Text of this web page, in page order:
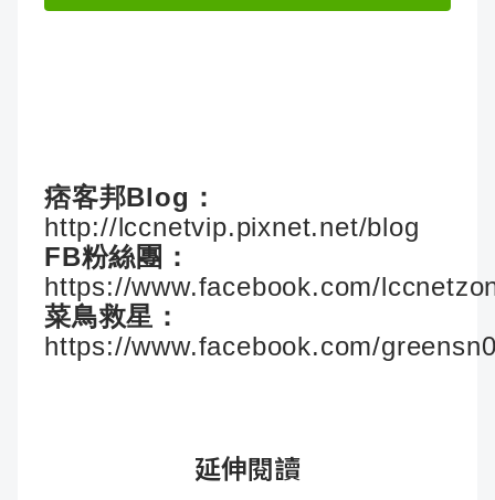
痞客邦Blog：
http://lccnetvip.pixnet.net/blog
FB粉絲團：
https://www.facebook.com/
菜鳥救星：
https://www.facebook.com/
延伸閱讀